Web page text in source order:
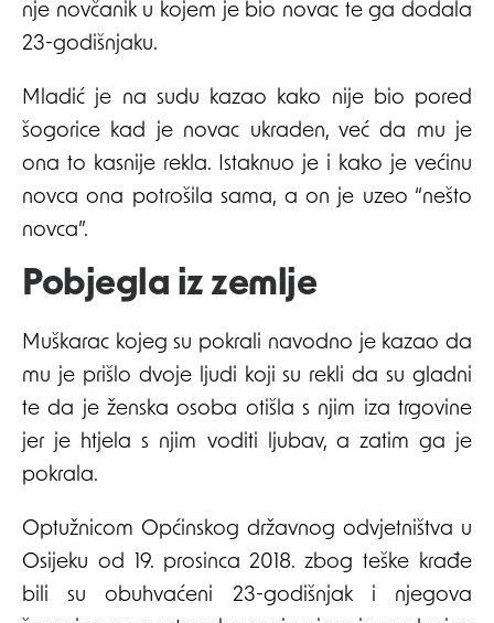
nje novčanik u kojem je bio novac te ga dodala
23-godišnjaku.
Mladić je na sudu kazao kako nije bio pored
šogorice kad je novac ukraden, već da mu je
ona to kasnije rekla. Istaknuo je i kako je većinu
novca ona potrošila sama, a on je uzeo “nešto
novca”.
Pobjegla iz zemlje
Muškarac kojeg su pokrali navodno je kazao da
mu je prišlo dvoje ljudi koji su rekli da su gladni
te da je ženska osoba otišla s njim iza trgovine
jer je htjela s njim voditi ljubav, a zatim ga je
pokrala.
Optužnicom Općinskog državnog odvjetništva u
Osijeku od 19. prosinca 2018. zbog teške krađe
bili su obuhvaćeni 23-godišnjak i njegova